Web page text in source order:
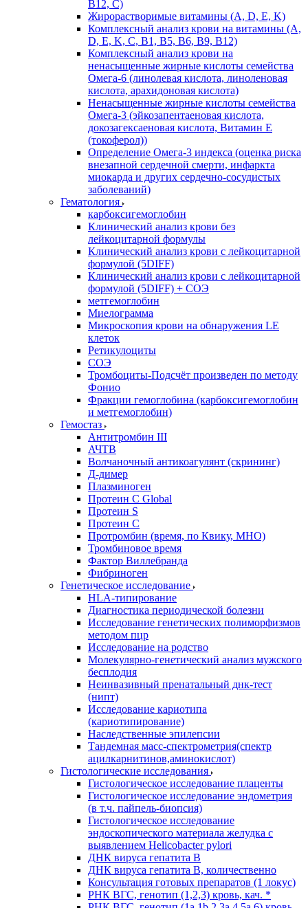
В12, С)
Жирорастворимые витамины (A, D, E, K)
Комплексный анализ крови на витамины (A,
D, E, K, C, B1, B5, B6, В9, B12)
Комплексный анализ крови на
ненасыщенные жирные кислоты семейства
Омега-6 (линолевая кислота, линоленовая
кислота, арахидоновая кислота)
Ненасыщенные жирные кислоты семейства
Омега-3 (эйкозапентаеновая кислота,
докозагексаеновая кислота, Витамин E
(токоферол))
Определение Омега-3 индекса (оценка риска
внезапной сердечной смерти, инфаркта
миокарда и других сердечно-сосудистых
заболеваний)
Гематология
карбоксигемоглобин
Клинический анализ крови без
лейкоцитарной формулы
Клинический анализ крови с лейкоцитарной
формулой (5DIFF)
Клинический анализ крови с лейкоцитарной
формулой (5DIFF) + СОЭ
метгемоглобин
Миелограмма
Микроскопия крови на обнаружения LE
клеток
Ретикулоциты
СОЭ
Тромбоциты-Подсчёт произведен по методу
Фонио
Фракции гемоглобина (карбоксигемоглобин
и метгемоглобин)
Гемостаз
Антитромбин III
АЧТВ
Волчаночный антикоагулянт (скрининг)
Д-димер
Плазминоген
Протеин C Global
Протеин S
Протеин С
Протромбин (время, по Квику, МНО)
Тромбиновое время
Фактор Виллебранда
Фибриноген
Генетическое исследование
HLA-типирование
Диагностика периодической болезни
Исследование генетических полиморфизмов
методом пцр
Исследование на родство
Молекулярно-генетический анализ мужского
бесплодия
Неинвазивный пренатальный днк-тест
(нипт)
Исследование кариотипа
(кариотипирование)
Наследственные эпилепсии
Тандемная масс-спектрометрия(спектр
ацилкарнитинов,аминокислот)
Гистологические исследования
Гистологическое исследование плаценты
Гистологическое исследование эндометрия
(в т.ч. пайпель-биопсия)
Гистологическое исследование
эндоскопического материала желудка с
выявлением Helicobacter pylori
ДНК вируса гепатита B
ДНК вируса гепатита B, количественно
Консультация готовых препаратов (1 локус)
РНК ВГC, генотип (1,2,3) кровь, кач. *